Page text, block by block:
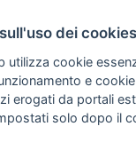
Civile Puglia
con risorse del POR
dei cookies
utilizza cookie
e
erogati da portali
solo dopo il